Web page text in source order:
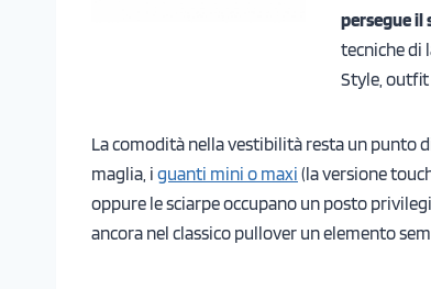
persegue il
tecniche di
Style, outfit
La comodità nella vestibilità resta un punto
maglia, i guanti mini o maxi (la versione
oppure le sciarpe occupano un posto
ancora nel classico pullover un elemento